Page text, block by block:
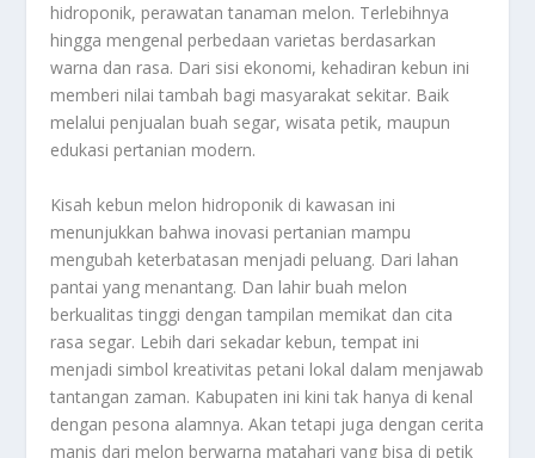
hidroponik, perawatan tanaman melon. Terlebihnya
hingga mengenal perbedaan varietas berdasarkan
warna dan rasa. Dari sisi ekonomi, kehadiran kebun ini
memberi nilai tambah bagi masyarakat sekitar. Baik
melalui penjualan buah segar, wisata petik, maupun
edukasi pertanian modern.
Kisah kebun melon hidroponik di kawasan ini
menunjukkan bahwa inovasi pertanian mampu
mengubah keterbatasan menjadi peluang. Dari lahan
pantai yang menantang. Dan lahir buah melon
berkualitas tinggi dengan tampilan memikat dan cita
rasa segar. Lebih dari sekadar kebun, tempat ini
menjadi simbol kreativitas petani lokal dalam menjawab
tantangan zaman. Kabupaten ini kini tak hanya di kenal
dengan pesona alamnya. Akan tetapi juga dengan cerita
manis dari melon berwarna matahari yang bisa di petik